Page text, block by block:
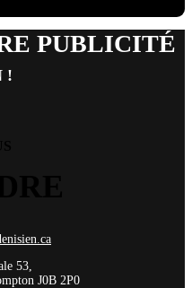
PUBLICITÉ
!
53,
J0B 2P0